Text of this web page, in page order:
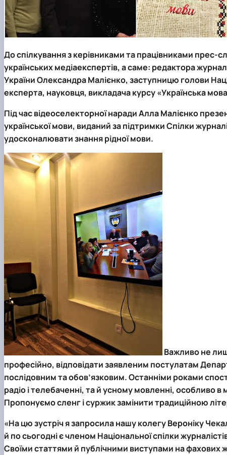
До спілкування з керівниками та працівниками прес-
українських медіаекспертів, а саме: редактора
України Олександра Малієнко, заступницю голови
експерта, науковця, викладача курсу «Українська
Під час відеоселекторної наради Алла Малієнко
української мови, виданий за підтримки Спілки
удосконалювати знання рідної мови.
Важливо не
професійно, відповідати заявленим постулатам
послідовним та обов’язковим. Останніми роками
радіо і телебаченні, та й усному мовленні, особливо
Пропонуємо сленг і суржик замінити традиційною
«На цю зустріч я запросила нашу колегу Вероніку
й по сьогодні є членом Національної спілки
Своїми статтями й публічними виступами на фахових